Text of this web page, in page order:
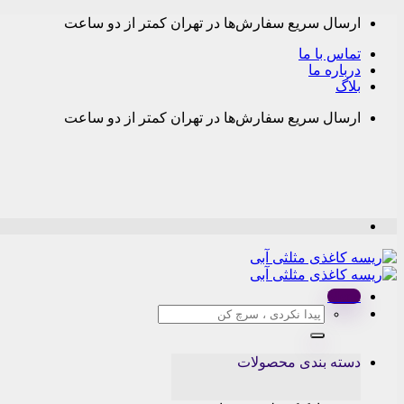
Skip
content
ارسال سریع سفارش‌ها در تهران کمتر از دو ساعت
تماس با ما
درباره ما
بلاگ
ارسال سریع سفارش‌ها در تهران کمتر از دو ساعت
Menu
جستجو
برای:
دسته بندی محصولات